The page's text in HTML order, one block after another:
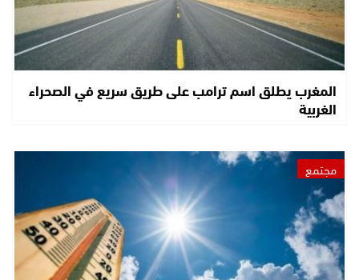
المغرب يطلق اسم ترامب على طريق سريع في الصحراء
الغربية
مجتمع